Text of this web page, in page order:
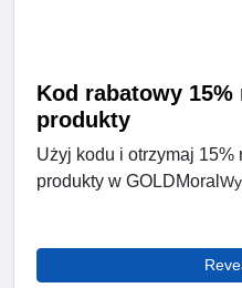
Kod rabatowy
produkty
Użyj kodu i otrzymaj 15%
produkty w GOLDMoral